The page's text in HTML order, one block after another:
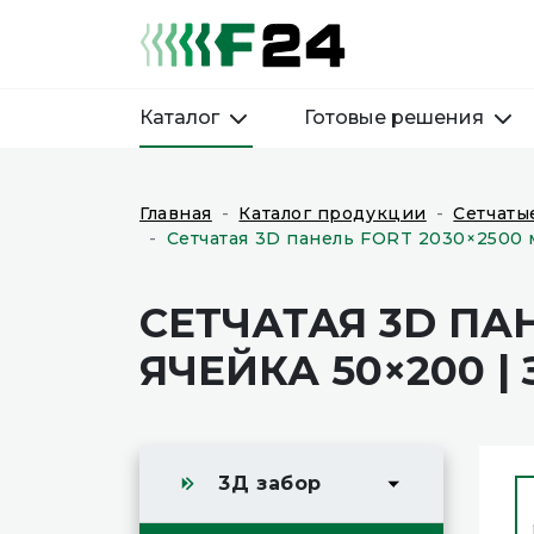
Каталог Готовые решения
Главная Каталог продукции
Сетчатая 3D панель FORT
СЕТЧАТАЯ 3D
ЯЧЕЙКА 50×200
3Д забор